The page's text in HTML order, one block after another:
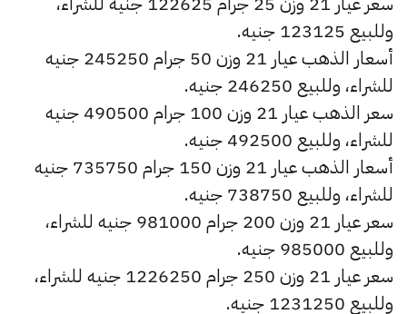
وللبيع 123125 جنيه.
أسعار الذهب عيار 21 وزن 50 جرام 245250 جنيه
للشراء، وللبيع 246250 جنيه.
سعر الذهب عيار 21 وزن 100 جرام 490500 جنيه
للشراء، وللبيع 492500 جنيه.
أسعار الذهب عيار 21 وزن 150 جرام 735750 جنيه
للشراء، وللبيع 738750 جنيه.
سعر عيار 21 وزن 200 جرام 981000 جنيه للشراء،
وللبيع 985000 جنيه.
سعر عيار 21 وزن 250 جرام 1226250 جنيه للشراء،
وللبيع 1231250 جنيه.